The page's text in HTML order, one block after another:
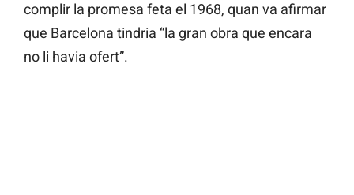
complir la promesa feta el 1968, quan va afirmar
que Barcelona tindria “la gran obra que encara
no li havia ofert”.